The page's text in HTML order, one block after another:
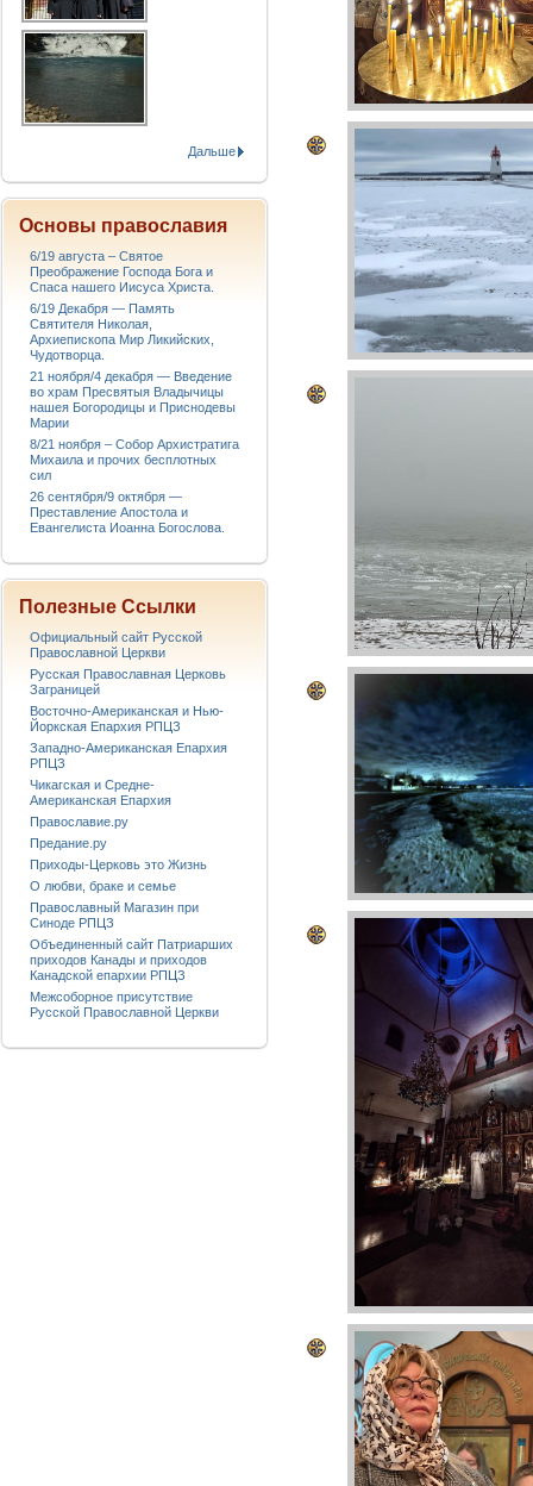
Дальше
Основы православия
6/19 августа – Святое
Преображение Господа Бога и
Спаса нашего Иисуса Христа.
6/19 Декабря — Память
Святителя Николая,
Архиепископа Мир Ликийских,
Чудотворца.
21 ноября/4 декабря — Введение
во храм Пресвятыя Владычицы
нашея Богородицы и Приснодевы
Марии
8/21 ноября – Собор Архистратига
Михаила и прочих бесплотных
сил
26 сентября/9 октября —
Преставление Апостола и
Евангелиста Иоанна Богослова.
Полезные Ссылки
Официальный сайт Русской
Православной Церкви
Русская Православная Церковь
Заграницей
Восточно-Американская и Нью-
Йоркская Епархия РПЦЗ
Западно-Американская Епархия
РПЦЗ
Чикагская и Средне-
Американская Епархия
Православие.ру
Предание.ру
Приходы-Церковь это Жизнь
О любви, браке и семье
Православный Магазин при
Синоде РПЦЗ
Объединенный сайт Патриарших
приходов Канады и приходов
Канадской епархии РПЦЗ
Межсоборное присутствие
Русской Православной Церкви